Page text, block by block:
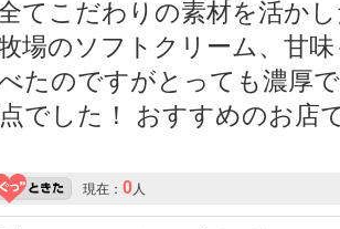
てこだわりの素材を活か
場のソフトクリーム、甘
たのですがとっても濃厚
でした！ おすすめのお
現在： 0人